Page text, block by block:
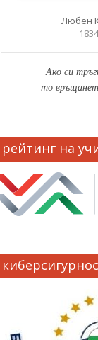
Любен
Ако си
то
рейтинг на